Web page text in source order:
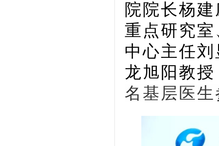
院院长杨
重点研究
中心主任
龙旭阳教
名基层医